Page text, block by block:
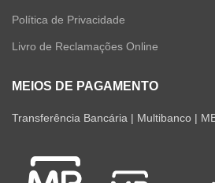
Política de Privacidade
Livro de Reclamações Online
MEIOS DE PAGAMENTO
Transferência Bancária | Multibanco |